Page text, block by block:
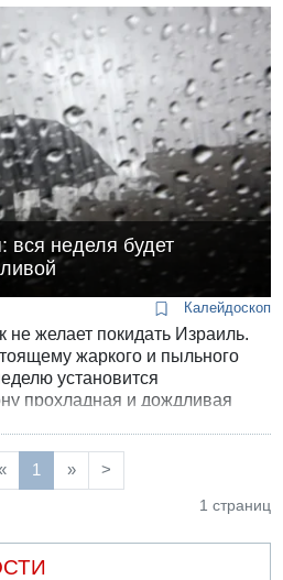
вся неделя будет
Калейдоскоп
не желает покидать Израиль.
жаркого и пыльного
установится
прохладная и дождливая
1 » >
1 страниц